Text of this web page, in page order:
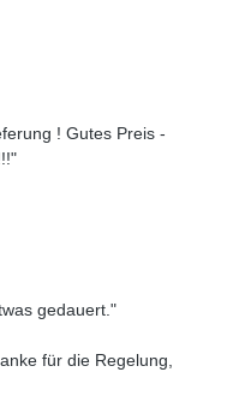
! Gutes Preis -
gedauert."
für die Regelung,